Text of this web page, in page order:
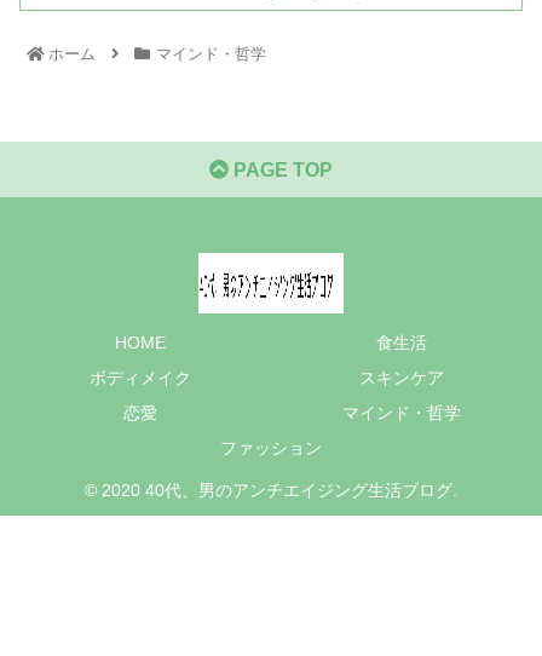
ホーム マインド・哲学
PAGE TOP
HOME
食生活
ボディメイク
スキンケア
恋愛
マインド・哲学
ファッション
© 2020 40代、男のアンチエイジング生活ブログ.